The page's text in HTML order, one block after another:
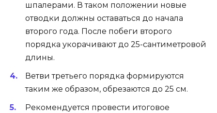
шпалерами. В таком положении новые
отводки должны оставаться до начала
второго года. После побеги второго
порядка укорачивают до 25-сантиметровой
длины.
Ветви третьего порядка формируются
таким же образом, обрезаются до 25 см.
Рекомендуется провести итоговое